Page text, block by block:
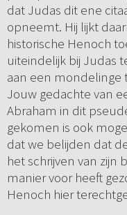
dat Judas dit ene
opneemt. Hij lijkt
historische Henoch
uiteindelijk bij Judas
aan een mondelinge
Jouw gedachte van
Abraham in dit
gekomen is ook
dat we belijden dat
het schrijven van zijn
manier voor heeft
Henoch hier